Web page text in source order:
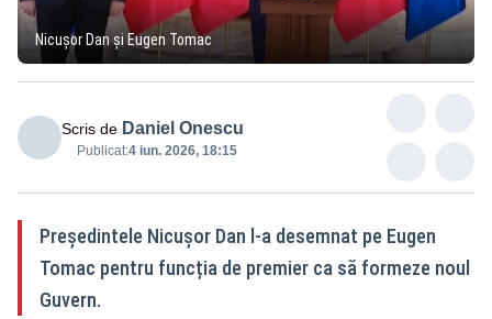
Nicușor Dan și Eugen Tomac
Scris de Daniel Onescu
Publicat:4 iun. 2026, 18:15
Președintele Nicușor Dan l-a desemnat pe Eugen
Tomac pentru funcția de premier ca să formeze noul
Guvern.